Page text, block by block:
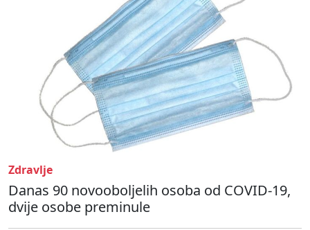
Zdravlje
Danas 90 novooboljelih osoba od COVID-19,
dvije osobe preminule